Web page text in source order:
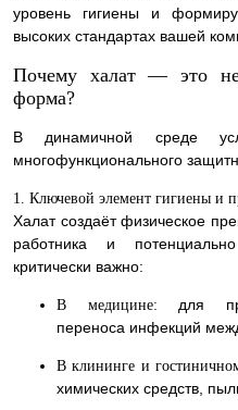
уровень гигиены и
высоких стандартах вашей
Почему халат — это
форма?
В динамичной среде
многофункционального
1. Ключевой элемент гигиены и
Халат создаёт физическое
работника и
критически важно:
В медицине: для
переноса инфекций
В клининге и
химических средств,